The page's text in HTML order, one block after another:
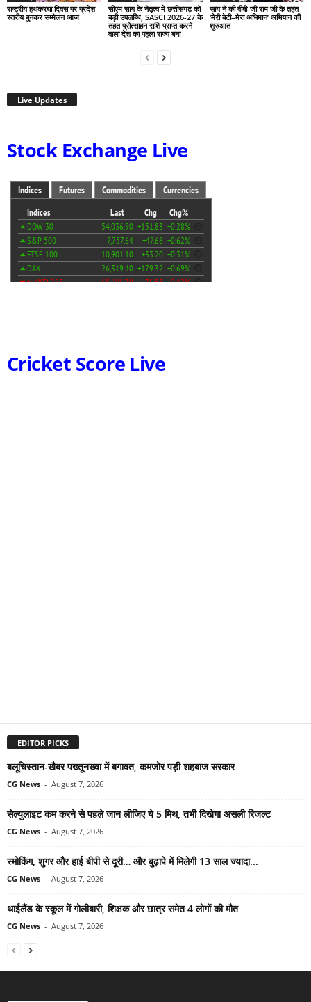
राष्ट्रीय हथकरघा दिवस पर प्रदेश
स्तरीय बुनकर सम्मेलन आज
सीएम साय के नेतृत्व में छत्तीसगढ़ को
बड़ी उपलब्धि, SASCI 2026-27 के
तहत प्रोत्साहन राशि प्राप्त करने
वाला देश का पहला राज्य बना
साय ने की वीबी-जी राम जी के तहत
‘मेरी बेटी–मेरा अभिमान’ अभियान की
शुरुआत
Live Updates
Stock Exchange Live
Cricket Score Live
EDITOR PICKS
बलूचिस्तान-खैबर पख्तूनख्वा में बगावत, कमजोर पड़ी शहबाज सरकार
CG News - August 7, 2026
सेल्युलाइट कम करने से पहले जान लीजिए ये 5 मिथ, तभी दिखेगा असली रिजल्ट
CG News - August 7, 2026
स्मोकिंग, शुगर और हाई बीपी से दूरी… और बुढ़ापे में मिलेगी 13 साल ज्यादा...
CG News - August 7, 2026
थाईलैंड के स्कूल में गोलीबारी, शिक्षक और छात्र समेत 4 लोगों की मौत
CG News - August 7, 2026